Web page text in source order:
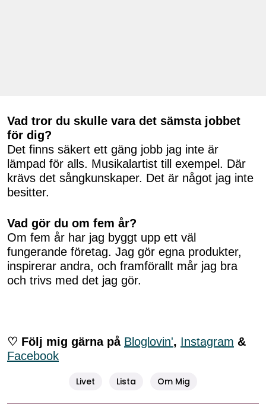
Vad tror du skulle vara det sämsta jobbet
för dig?
Det finns säkert ett gäng jobb jag inte är
lämpad för alls. Musikalartist till exempel. Där
krävs det sångkunskaper. Det är något jag inte
besitter.
Vad gör du om fem år?
Om fem år har jag byggt upp ett väl
fungerande företag. Jag gör egna produkter,
inspirerar andra, och framförallt mår jag bra
och trivs med det jag gör.
♡ Följ mig gärna på Bloglovin', Instagram &
Facebook
Livet Lista Om Mig